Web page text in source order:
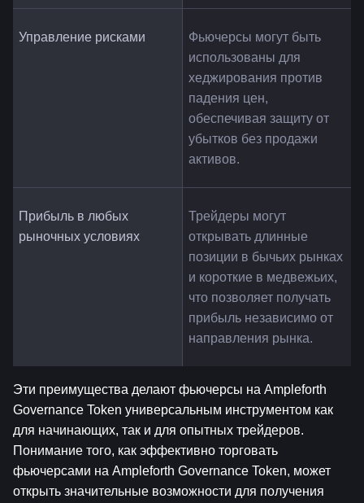
Управление рисками
Фьючерсы могут быть
использованы для
хеджирования против
падения цен,
обеспечивая защиту от
убытков без продажи
активов.
Прибыль в любых
рыночных условиях
Трейдеры могут
открывать длинные
позиции в бычьих рынках
и короткие в медвежьих,
что позволяет получать
прибыль независимо от
направления рынка.
Эти преимущества делают фьючерсы на Ampleforth
Governance Token универсальным инструментом как
для начинающих, так и для опытных трейдеров.
Понимание того, как эффективно торговать
фьючерсами на Ampleforth Governance Token, может
открыть значительные возможности для получения